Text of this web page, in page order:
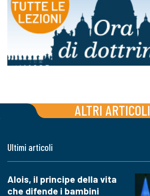
ALTRI ARTICOLI
Ultimi articoli
Alois, il principe della vita
che difende i bambini